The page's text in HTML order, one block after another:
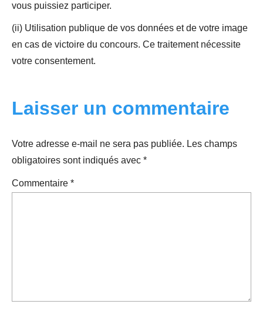
vous puissiez participer.
(ii) Utilisation publique de vos données et de votre image
en cas de victoire du concours. Ce traitement nécessite
votre consentement.
Laisser un commentaire
Votre adresse e-mail ne sera pas publiée. Les champs
obligatoires sont indiqués avec *
Commentaire *